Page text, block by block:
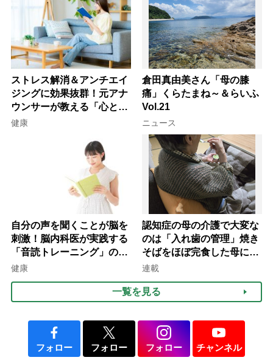
ストレス解消＆アンチエイ
ジングに効果抜群！元アナ
ウンサーが教える「心と体
を元気にする音読の習慣」
健康
倉田真由美さん「母の膝
痛」くらたまね～＆らいふ
Vol.21
ニュース
自分の声を聞くことが脳を
刺激！脳内科医が実践する
「音読トレーニング」の極
意
健康
認知症の母の介護で大変な
のは「入れ歯の管理」焼き
そばをほぼ完食した母に息
子が血の気が引いた理由
連載
一覧を見る
フォロー フォロー フォロー チャンネル